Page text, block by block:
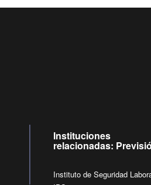
Instituciones
relacionadas:
Instituto de Seguridad